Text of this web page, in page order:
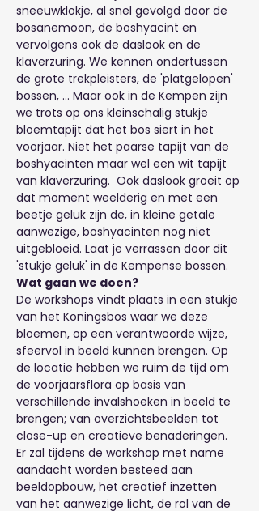
sneeuwklokje, al snel gevolgd door de
bosanemoon, de boshyacint en
vervolgens ook de daslook en de
klaverzuring. We kennen ondertussen
de grote trekpleisters, de 'platgelopen'
bossen, ... Maar ook in de Kempen zijn
we trots op ons kleinschalig stukje
bloemtapijt dat het bos siert in het
voorjaar. Niet het paarse tapijt van de
boshyacinten maar wel een wit tapijt
van klaverzuring.  Ook daslook groeit op
dat moment weelderig en met een
beetje geluk zijn de, in kleine getale
aanwezige, boshyacinten nog niet
uitgebloeid. Laat je verrassen door dit
'stukje geluk' in de Kempense bossen.
Wat gaan we doen?
De workshops vindt plaats in een stukje
van het Koningsbos waar we deze
bloemen, op een verantwoorde wijze,
sfeervol in beeld kunnen brengen. Op
de locatie hebben we ruim de tijd om
de voorjaarsflora op basis van
verschillende invalshoeken in beeld te
brengen; van overzichtsbeelden tot
close-up en creatieve benaderingen.
Er zal tijdens de workshop met name
aandacht worden besteed aan
beeldopbouw, het creatief inzetten
van het aanwezige licht, de rol van de